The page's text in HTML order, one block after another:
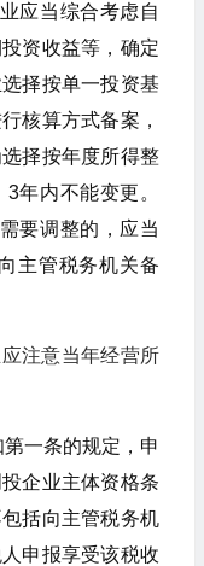
应当综合考虑自
资收益等，确定
择按单一投资基
核算方式备案，
择按年度所得整
年内不能变更。
要调整的，应当
主管税务机关备
注意当年经营所
一条的规定，申
企业主体资格条
括向主管税务机
申报享受该税收